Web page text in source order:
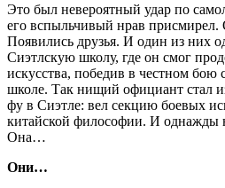
Это был невероятный удар по
его вспыльчивый нрав присмирел.
Появились друзья. И один из них
Сиэтлскую школу, где он смог
искусства, победив в честном бою
школе. Так нищий официант стал
фу в Сиэтле: вел секцию боевых
китайской философии. И однажды
Она…
Они…